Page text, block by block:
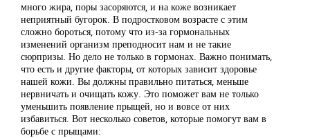
много жира, поры засоряются, и на коже возникает
неприятный бугорок. В подростковом возрасте с этим
сложно бороться, потому что из-за гормональных
изменений организм преподносит нам и не такие
сюрпризы. Но дело не только в гормонах. Важно понимать,
что есть и другие факторы, от которых зависит здоровье
нашей кожи. Вы должны правильно питаться, меньше
нервничать и очищать кожу. Это поможет вам не только
уменьшить появление прыщей, но и вовсе от них
избавиться. Вот несколько советов, которые помогут вам в
борьбе с прыщами: